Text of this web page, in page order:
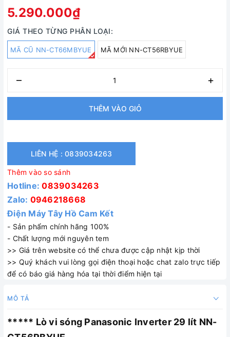
5.290.000₫
GIÁ THEO TỪNG PHÂN LOẠI:
MÃ CŨ NN-CT66MBYUE MÃ MỚI NN-CT56RBYUE
– +
THÊM VÀO GIỎ
LIÊN HỆ : 0839034263
Thêm vào so sánh
Hotline:0839034263
Zalo: 0946218668
Điện Máy Tây Hồ Cam Kết
- Sản phẩm chính hãng 100%
- Chất lượng mới nguyên tem
>> Giá trên website có thể chưa được cập nhật kịp thời
>> Quý khách vui lòng gọi điện thoại hoặc chat zalo trực tiếp
để có báo giá hàng hóa tại thời điểm hiện tại
MÔ TẢ
***** Lò vi sóng Panasonic Inverter 29 lít NN-